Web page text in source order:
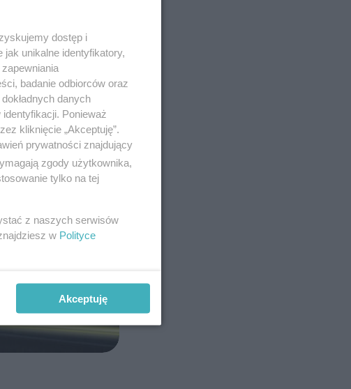
dostęp i
unikalne identyfikatory,
badanie odbiorców oraz
danych
Ponieważ
kliknięcie „Akceptuję”.
prywatności znajdujący
zgody użytkownika,
tylko na tej
z naszych serwisów
w Polityce
Akceptuję